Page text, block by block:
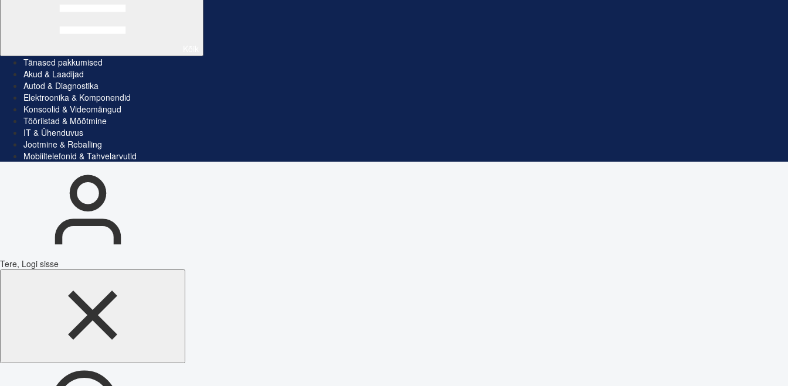
Tänased pakkumised
Akud & Laadijad
Autod & Diagnostika
Elektroonika & Komponendid
Konsoolid & Videomängud
Tööriistad & Mõõtmine
IT & Ühenduvus
Jootmine & Reballing
Mobiiltelefonid & Tahvelarvutid
Tere, Logi sisse